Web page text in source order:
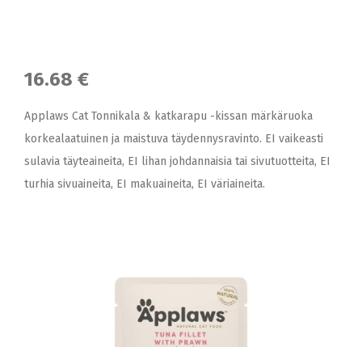
16.68 €
Applaws Cat Tonnikala & katkarapu -kissan märkäruoka
korkealaatuinen ja maistuva täydennysravinto. EI vaikeasti
sulavia täyteaineita, EI lihan johdannaisia tai sivutuotteita, EI
turhia sivuaineita, EI makuaineita, EI väriaineita.